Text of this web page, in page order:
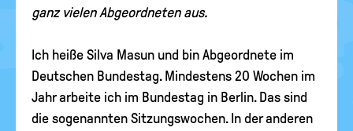
ganz vielen Abgeordneten aus.
Ich heiße Silva Masun und bin Abgeordnete im
Deutschen Bundestag. Mindestens 20 Wochen im
Jahr arbeite ich im Bundestag in Berlin. Das sind
die sogenannten Sitzungswochen. In der anderen